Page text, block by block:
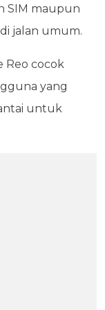
SIM maupun
jalan umum.
Reo cocok
yang
untuk